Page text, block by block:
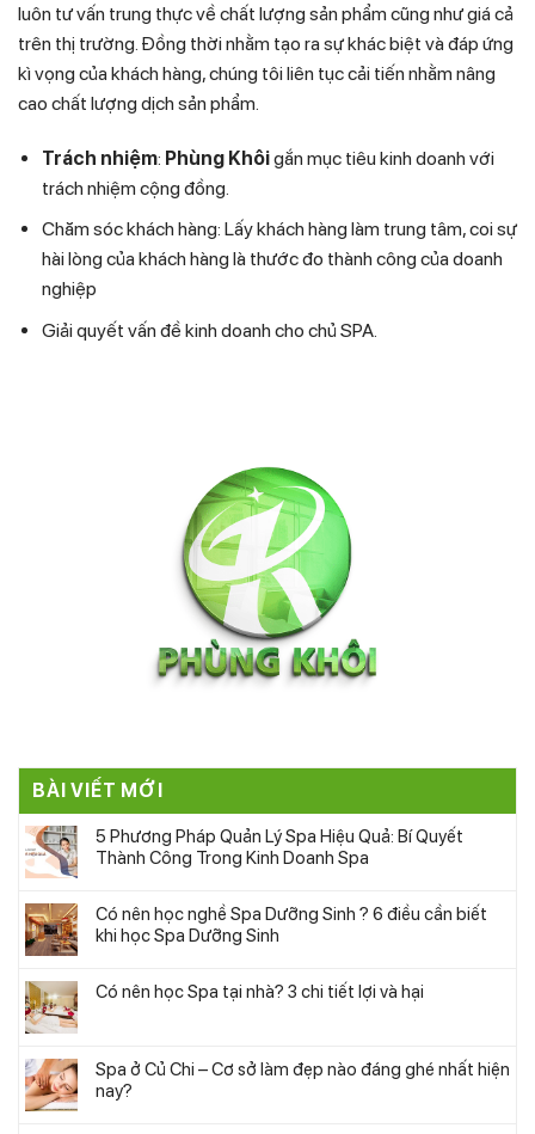
luôn tư vấn trung thực về chất lượng sản phẩm cũng như giá cả
trên thị trường. Đồng thời nhằm tạo ra sự khác biệt và đáp ứng
kì vọng của khách hàng, chúng tôi liên tục cải tiến nhằm nâng
cao chất lượng dịch sản phẩm.
Trách nhiệm: Phùng Khôigắn mục tiêu kinh doanh với
trách nhiệm cộng đồng.
Chăm sóc khách hàng: Lấy khách hàng làm trung tâm, coi sự
hài lòng của khách hàng là thước đo thành công của doanh
nghiệp
Giải quyết vấn đề kinh doanh cho chủ SPA.
BÀI VIẾT MỚI
5 Phương Pháp Quản Lý Spa Hiệu Quả: Bí Quyết
Thành Công Trong Kinh Doanh Spa
Có nên học nghề Spa Dưỡng Sinh ? 6 điều cần biết
khi học Spa Dưỡng Sinh
Có nên học Spa tại nhà? 3 chi tiết lợi và hại
Spa ở Củ Chi – Cơ sở làm đẹp nào đáng ghé nhất hiện
nay?